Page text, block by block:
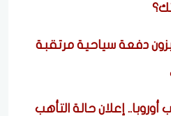
دفعة سياحية مرتقبة
إعلان حالة التأهب